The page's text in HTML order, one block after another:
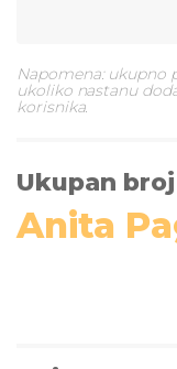
Napomena: ukupno
ukoliko nastanu
korisnika.
Ukupan
Anita